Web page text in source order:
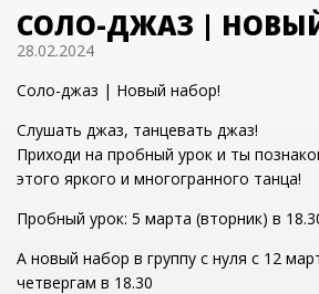
СОЛО-ДЖАЗ |
28.02.2024
Соло-джаз | Новый набор!
Слушать джаз, танцевать джаз!
Приходи на пробный урок и ты
этого яркого и многогранного танца!
Пробный урок: 5 марта (вторник) в
А новый набор в группу с нуля с 12
четвергам в 18.30